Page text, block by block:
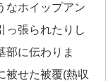
なホイップアン
っ張られたりし
部に伝わりま
被せた被覆(熱収